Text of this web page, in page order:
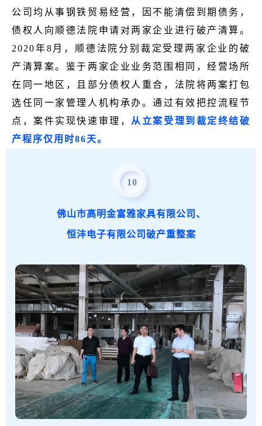
公司均从事钢铁贸易经营，因不能清偿到期债务，
债权人向顺德法院申请对两家企业进行破产清算。
2020年8月，顺德法院分别裁定受理两家企业的破
产清算案。鉴于两家企业业务范围相同，经营场所
在同一地区，且部分债权人重合，法院将两案打包
选任同一家管理人机构承办。通过有效把控流程节
点，案件实现快速审理， 从立案受理到裁定终结破
产程序仅用时86天。
典型意义
上述两案作为顺德法院全面开展破产案件快审工
管理人的高效互动，又通过细化流程节点，形成一
套可操作、可复制的规范动作，为推广快审程序适
用打下坚实基础。
10
佛山市高明金富雅家具有限公司、
恒沣电子有限公司破产重整案